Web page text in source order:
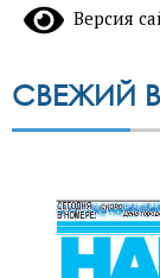
Версия
СВЕЖИЙ